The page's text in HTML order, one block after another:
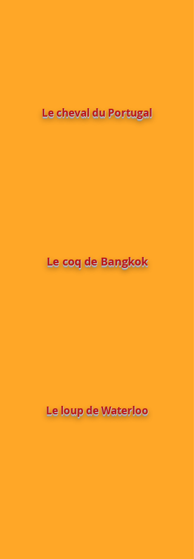
Le loup de Waterloo
Le coq de Bangkok
Le cheval du Portugal